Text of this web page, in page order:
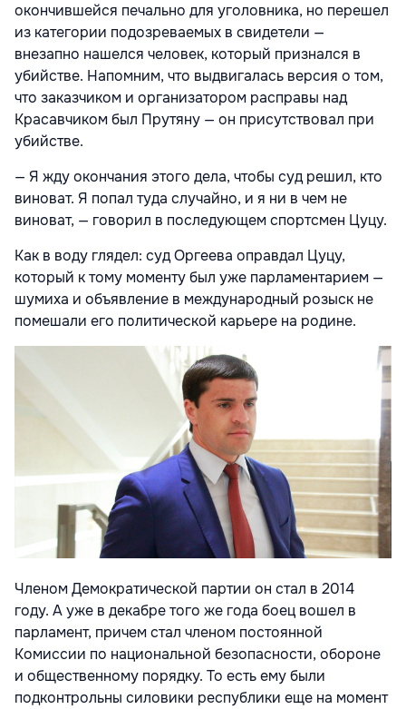
окончившейся печально для уголовника, но перешел
из категории подозреваемых в свидетели —
внезапно нашелся человек, который признался в
убийстве. Напомним, что выдвигалась версия о том,
что заказчиком и организатором расправы над
Красавчиком был Прутяну — он присутствовал при
убийстве.
— Я жду окончания этого дела, чтобы суд решил, кто
виноват. Я попал туда случайно, и я ни в чем не
виноват, — говорил в последующем спортсмен Цуцу.
Как в воду глядел: суд Оргеева оправдал Цуцу,
который к тому моменту был уже парламентарием —
шумиха и объявление в международный розыск не
помешали его политической карьере на родине.
Членом Демократической партии он стал в 2014
году. А уже в декабре того же года боец вошел в
парламент, причем стал членом постоянной
Комиссии по национальной безопасности, обороне
и общественному порядку. То есть ему были
подконтрольны силовики республики еще на момент